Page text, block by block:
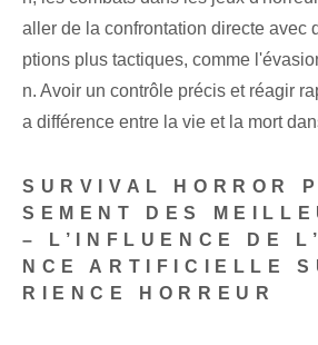
aller de la confrontation directe avec
ptions plus tactiques, comme
n. Avoir un contrôle précis et réagir
a différence entre la vie et la mort
SURVIVAL HORROR
SEMENT DES
– L’INFLUENCE DE
NCE ARTIFICIELLE
RIENCE HORREUR